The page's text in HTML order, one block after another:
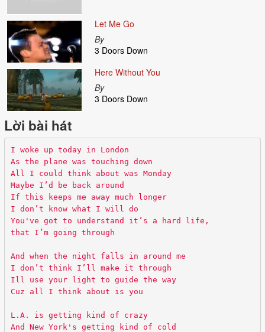
Let Me Go
By
3 Doors Down
Here Without You
By
3 Doors Down
Lời bài hát
I woke up today in London
As the plane was touching down
All I could think about was Monday
Maybe I’d be back around
If this keeps me away much longer
I don’t know what I will do
You've got to understand it’s a hard life,
that I’m going through
And when the night falls in around me
I don’t think I’ll make it through
Ill use your light to guide the way
Cuz all I think about is you
L.A. is getting kind of crazy
And New York's getting kind of cold